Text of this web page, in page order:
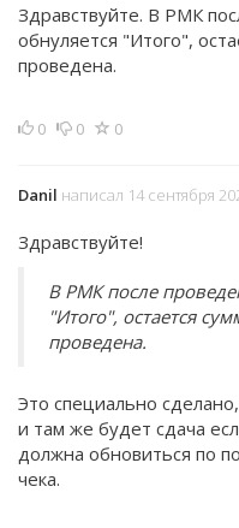
Здравствуйте. В РМК
обнуляется "Итого",
проведена.
0 0 0
Danil написал 14 сентября
Здравствуйте!
В РМК после
"Итого", остается
проведена.
Это специально
и там же будет сдача
должна обновиться по
чека.